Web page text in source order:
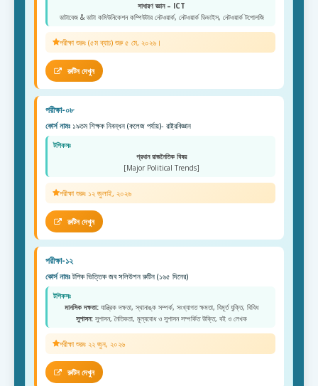
সাধারণ জ্ঞান – ICT
ডাটাবেজ & ডাটা কমিউনিকেশন কম্পিউটার নেটওয়ার্ক, নেটওয়ার্ক ডিভাইস, নেটওয়ার্ক টপোলজি
পরীক্ষা শুরুঃ (৫ম ব্যাচ) শুরু ৫ মে, ২০২৬।
রুটিন দেখুন
পরীক্ষা-০৮
কোর্স নামঃ ১৯তম শিক্ষক নিবন্ধন (কলেজ পর্যায়)- রাষ্ট্রবিজ্ঞান
টপিকসঃ
প্রধান রাজনৈতিক বিষয়
[Major Political Trends]
পরীক্ষা শুরুঃ ১২ জুলাই, ২০২৬
রুটিন দেখুন
পরীক্ষা-১২
কোর্স নামঃটপিক ভিত্তিক জব সলিউশন রুটিন (১৬৫ দিনের)
টপিকসঃ
মানসিক দক্ষতা: যান্ত্রিক দক্ষতা, স্থানাঙ্ক সম্পর্ক, সংখ্যাগত ক্ষমতা, বিমূর্ত যুক্তি, বিবিধ
সুশাসন: সুশাসন, নৈতিকতা, মূল্যবোধ ও সুশাসন সম্পর্কিত উক্তি, বই ও লেখক
পরীক্ষা শুরুঃ ২২ জুন, ২০২৬
রুটিন দেখুন